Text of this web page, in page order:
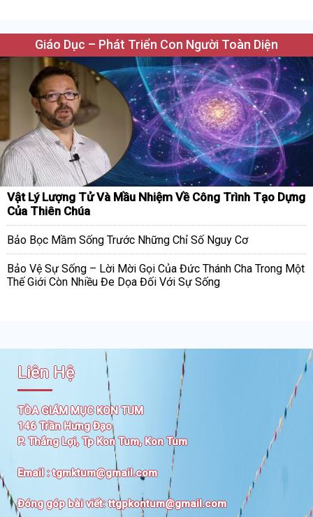
Giáo Dục – Phát Triển Con Người Toàn Diện
Vật Lý Lượng Tử Và Mầu Nhiệm Về Công Trình Tạo Dựng
Của Thiên Chúa
Bảo Bọc Mầm Sống Trước Những Chỉ Số Nguy Cơ
Bảo Vệ Sự Sống – Lời Mời Gọi Của Đức Thánh Cha Trong Một
Thế Giới Còn Nhiều Đe Dọa Đối Với Sự Sống
Liên Hệ
TÒA GIÁM MỤC KON TUM
146 Trần Hưng Đạo
P. Thắng Lợi, Tp Kon Tum, Kon Tum
Email :tgmktum@gmail.com
Đóng góp bài viết:ttgpkontum@gmail.com